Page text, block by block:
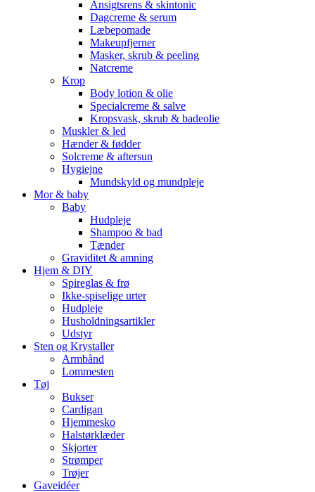
Ansigtsrens & skintonic
Dagcreme & serum
Læbepomade
Makeupfjerner
Masker, skrub & peeling
Natcreme
Krop
Body lotion & olie
Specialcreme & salve
Kropsvask, skrub & badeolie
Muskler & led
Hænder & fødder
Solcreme & aftersun
Hygiejne
Mundskyld og mundpleje
Mor & baby
Baby
Hudpleje
Shampoo & bad
Tænder
Graviditet & amning
Hjem & DIY
Spireglas & frø
Ikke-spiselige urter
Hudpleje
Husholdningsartikler
Udstyr
Sten og Krystaller
Armbånd
Lommesten
Tøj
Bukser
Cardigan
Hjemmesko
Halstørklæder
Skjorter
Strømper
Trøjer
Gaveidéer